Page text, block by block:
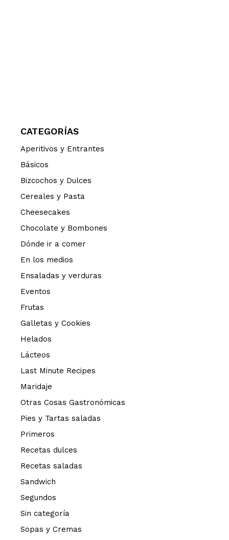
CATEGORÍAS
Aperitivos y Entrantes
Básicos
Bizcochos y Dulces
Cereales y Pasta
Cheesecakes
Chocolate y Bombones
Dónde ir a comer
En los medios
Ensaladas y verduras
Eventos
Frutas
Galletas y Cookies
Helados
Lácteos
Last Minute Recipes
Maridaje
Otras Cosas Gastronómicas
Pies y Tartas saladas
Primeros
Recetas dulces
Recetas saladas
Sandwich
Segundos
Sin categoría
Sopas y Cremas